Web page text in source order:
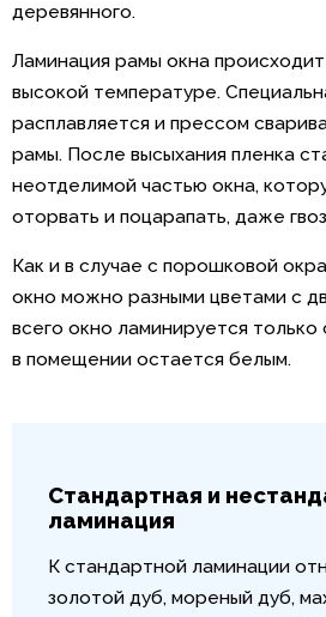
деревянного.
Ламинация рамы окна
высокой температуре.
расплавляется и прессом
рамы. После высыхания пленка
неотделимой частью окна,
оторвать и поцарапать, даже
Как и в случае с порошковой
окно можно разными цветами с
всего окно ламинируется
в помещении остается белым.
Стандартная и
ламинация
К стандартной ламинации
золотой дуб, мореный дуб,